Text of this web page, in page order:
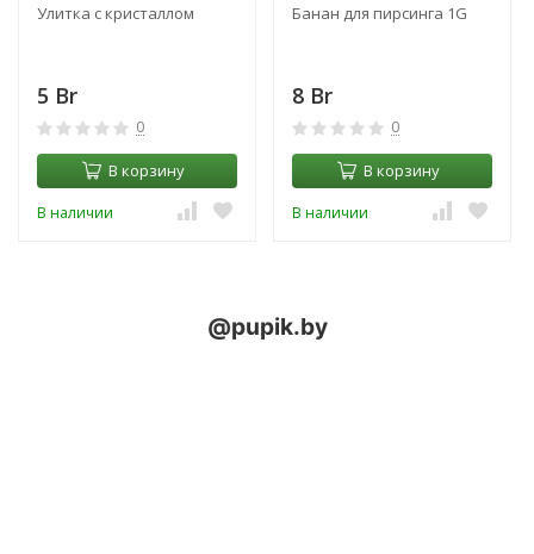
Улитка с кристаллом
5 Br
0
В корзину
В наличии
Банан для пирсинга 1G
8 Br
0
В корзину
В наличии